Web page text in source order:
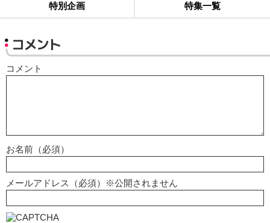
特別企画 特集一覧
コメント
コメント
お名前（必須）
メールアドレス（必須）※公開されません